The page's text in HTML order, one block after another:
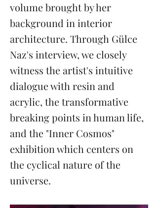
volume brought by her
background in interior
architecture. Through Gülce
Naz's interview, we closely
witness the artist's intuitive
dialogue with resin and
acrylic, the transformative
breaking points in human life,
and the "Inner Cosmos"
exhibition which centers on
the cyclical nature of the
universe.